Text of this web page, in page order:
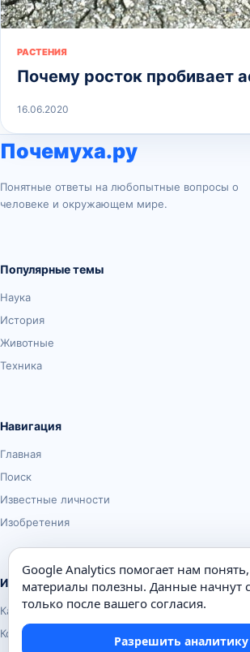
РАСТЕНИЯ
Почему росток пробивает
16.06.2020
Почемуха.ру
Понятные ответы на любопытные вопросы о
человеке и окружающем мире.
Популярные темы
Наука
История
Животные
Техника
Навигация
Главная
Поиск
Известные личности
Изобретения
Информация
Карта сайта
Контакты
Google Analytics помогает нам
материалы полезны. Данные начнут
только после вашего согласия.
Разрешить аналитику